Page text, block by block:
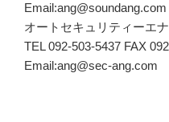
Email:ang@soundang.com
オートセキュリティーエ
TEL 092-503-5437 FAX
Email:ang@sec-ang.com